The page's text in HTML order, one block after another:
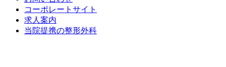
コーポレートサイト
求人案内
当院提携の整形外科